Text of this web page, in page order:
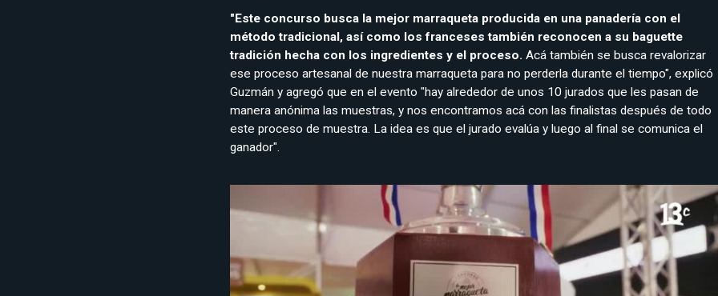
"Este concurso busca la mejor marraqueta producida en una panadería con el
método tradicional, así como los franceses también reconocen a su baguette
tradición hecha con los ingredientes y el proceso. Acá también se busca revalorizar
ese proceso artesanal de nuestra marraqueta para no perderla durante el tiempo", explicó
Guzmán y agregó que en el evento "hay alrededor de unos 10 jurados que les pasan de
manera anónima las muestras, y nos encontramos acá con las finalistas después de todo
este proceso de muestra. La idea es que el jurado evalúa y luego al final se comunica el
ganador".